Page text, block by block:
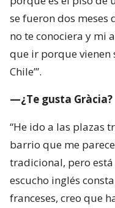
se fueron dos meses
no te conociera y mi
que ir porque vienen
Chile’”.
—¿Te gusta Gràcia?
“He ido a las plazas
barrio que me
tradicional, pero
escucho inglés
franceses, creo que